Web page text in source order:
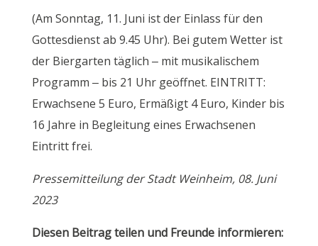
(Am Sonntag, 11. Juni ist der Einlass für den
Gottesdienst ab 9.45 Uhr). Bei gutem Wetter ist
der Biergarten täglich – mit musikalischem
Programm – bis 21 Uhr geöffnet. EINTRITT:
Erwachsene 5 Euro, Ermäßigt 4 Euro, Kinder bis
16 Jahre in Begleitung eines Erwachsenen
Eintritt frei.
Pressemitteilung der Stadt Weinheim, 08. Juni
2023
Diesen Beitrag teilen und Freunde informieren: